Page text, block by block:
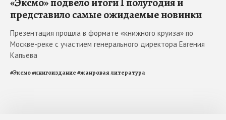
представило самые ожидаемые новинки
Презентация прошла в формате «книжного круиза» по
Москве-реке с участием генерального директора Евгения
Капьева
#Эксмо#книгоиздание#жанровая литература